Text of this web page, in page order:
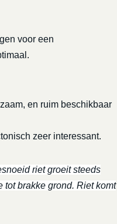
voor een
en ruim beschikbaar
zeer interessant.
riet groeit steeds
tot brakke grond. Riet komt